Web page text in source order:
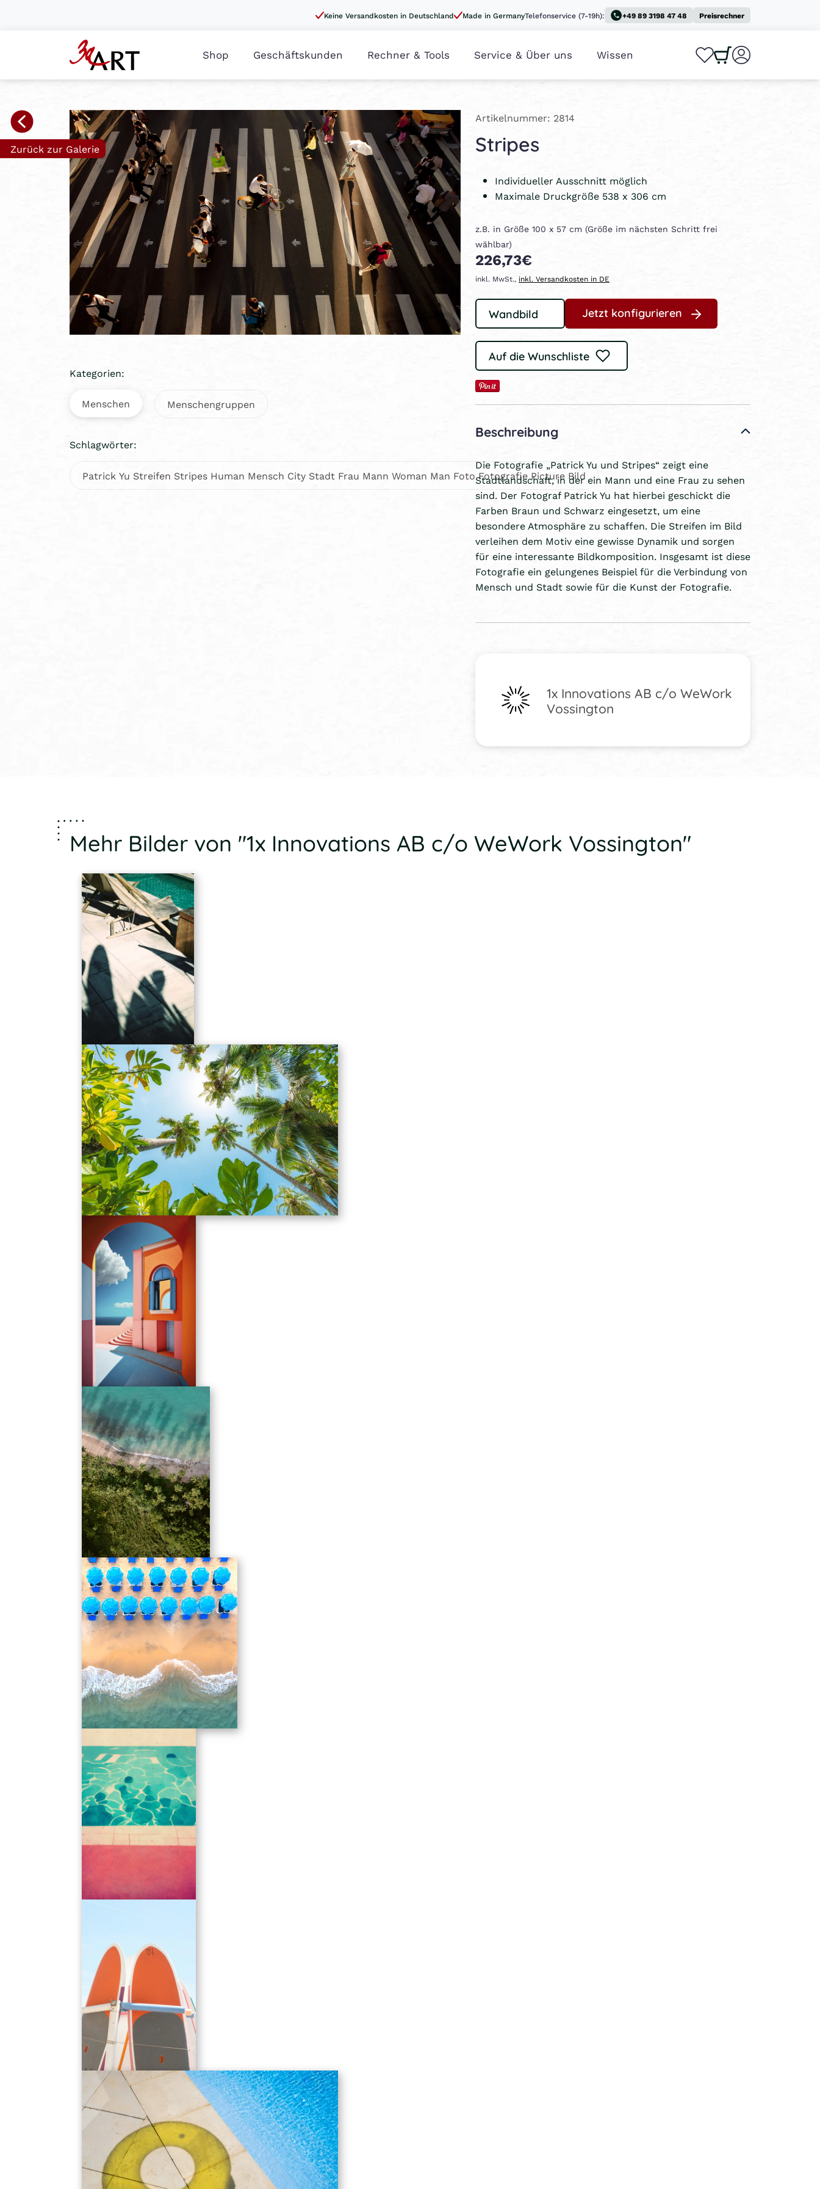
Keine Versandkosten in Deutschland Made in GermanyTelefonservice (7-19h): +49 89 3198 47 48 Preisrechner
Shop Geschäftskunden Rechner & Tools Service & Über uns Wissen 0
Zurück zur Galerie
Kategorien:
Menschen Menschengruppen
Schlagwörter:
Patrick Yu Streifen Stripes Human Mensch City Stadt Frau Mann Woman Man Foto Fotografie Picture Bild
Artikelnummer: 2814
Stripes
Individueller Ausschnitt möglich
Maximale Druckgröße 538 x 306 cm
z.B. in Größe 100 x 57 cm (Größe im nächsten Schritt frei
wählbar)
226,73€
inkl. MwSt., inkl. Versandkosten in DE
Jetzt konfigurieren
Auf die Wunschliste
Beschreibung
Die Fotografie „Patrick Yu und Stripes“ zeigt eine
Stadtlandschaft, in der ein Mann und eine Frau zu sehen
sind. Der Fotograf Patrick Yu hat hierbei geschickt die
Farben Braun und Schwarz eingesetzt, um eine
besondere Atmosphäre zu schaffen. Die Streifen im Bild
verleihen dem Motiv eine gewisse Dynamik und sorgen
für eine interessante Bildkomposition. Insgesamt ist diese
Fotografie ein gelungenes Beispiel für die Verbindung von
Mensch und Stadt sowie für die Kunst der Fotografie.
1x Innovations AB c/o WeWork
Vossington
Mehr Bilder von "1x Innovations AB c/o WeWork Vossington"